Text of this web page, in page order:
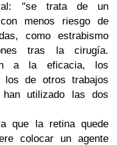
"se trata de un
menos riesgo de
como estrabismo
tras la cirugía.
a la eficacia, los
los de otros trabajos
utilizado las dos
que la retina quede
colocar un agente